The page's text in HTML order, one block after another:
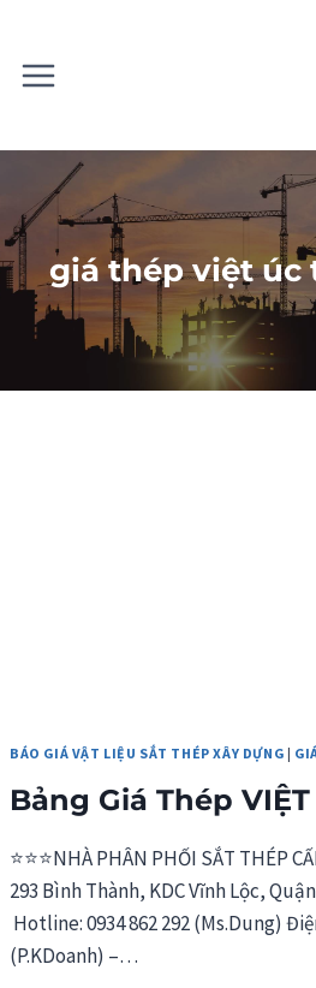
content
giá thép việt úc
BÁO GIÁ VẬT LIỆU SẮT THÉP XÂY DỰNG |
Bảng Giá Thép
⭐⭐⭐NHÀ PHÂN PHỐI SẮT THÉP
293 Bình Thành, KDC Vĩnh Lộc,
Hotline: 0934 862 292 (Ms.Dung)
(P.KDoanh) –…